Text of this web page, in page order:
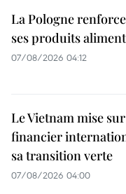
La Pologne
ses produits
07/08/2026 04:12
Le Vietnam mise
financier
sa transition verte
07/08/2026 04:00